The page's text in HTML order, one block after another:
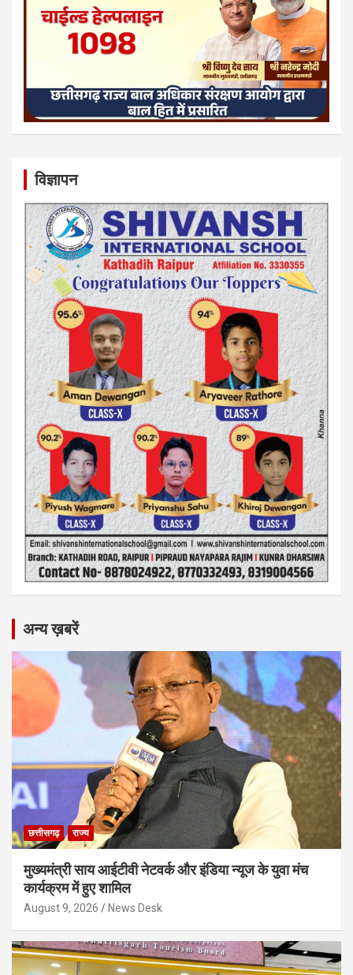
विज्ञापन
अन्य ख़बरें
छत्तीसगढ़ राज्य
मुख्यमंत्री साय आईटीवी नेटवर्क और इंडिया न्यूज के युवा मंच
कार्यक्रम में हुए शामिल
August 9, 2026 News Desk